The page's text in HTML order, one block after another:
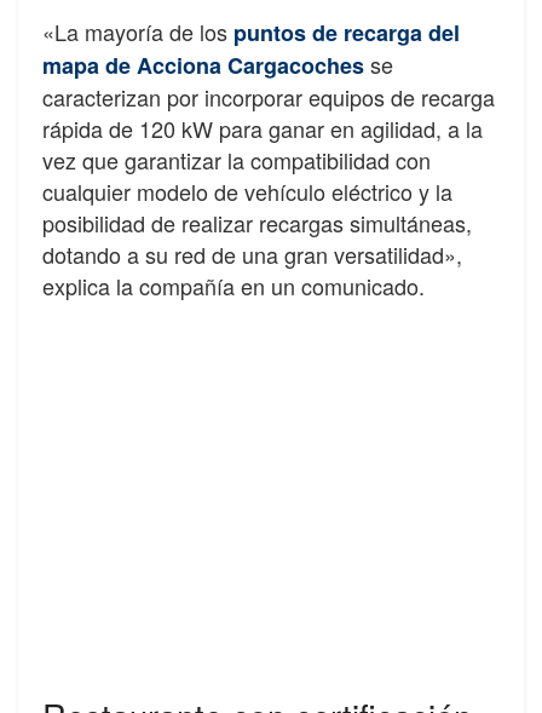
«La mayoría de los puntos de recarga del
mapa de Acciona Cargacochesse
caracterizan por incorporar equipos de recarga
rápida de 120 kW para ganar en agilidad, a la
vez que garantizar la compatibilidad con
cualquier modelo de vehículo eléctrico y la
posibilidad de realizar recargas simultáneas,
dotando a su red de una gran versatilidad»,
explica la compañía en un comunicado.